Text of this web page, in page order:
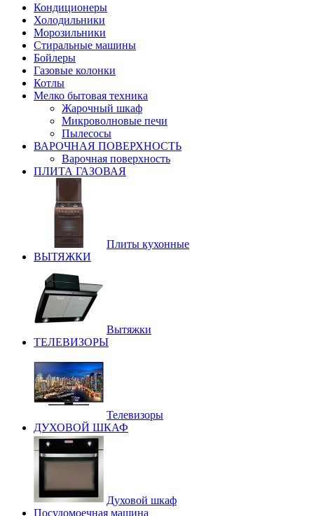
Кондиционеры
Холодильники
Морозильники
Стиральные машины
Бойлеры
Газовые колонки
Котлы
Мелко бытовая техника
Жарочный шкаф
Микроволновые печи
Пылесосы
ВАРОЧНАЯ ПОВЕРХНОСТЬ
Варочная поверхность
ПЛИТА ГАЗОВАЯ
Плиты кухонные
ВЫТЯЖКИ
Вытяжки
ТЕЛЕВИЗОРЫ
Телевизоры
ДУХОВОЙ ШКАФ
Духовой шкаф
Посудомоечная машина